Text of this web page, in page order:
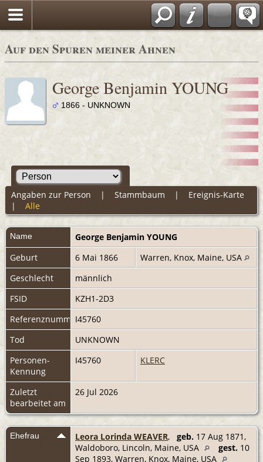
Auf den Spuren meiner Ahnen
George Benjamin YOUNG
1866 - UNKNOWN
Angaben zur Person | Stammbaum | Ereignis-Karte
| Alle
Name George Benjamin YOUNG
Geburt
6 Mai 1866
Warren, Knox, Maine, USA
Geschlecht
männlich
FSID
KZH1-2D3
ReferenznummerI45760
Tod
UNKNOWN
Personen-
Kennung
I45760 KLERC
Zuletzt
bearbeitet am
26 Jul 2026
Ehefrau Leora Lorinda WEAVER, geb. 17 Aug 1871,
Waldoboro, Lincoln, Maine, USA
gest. 10
Sep 1893, Warren, Knox, Maine, USA